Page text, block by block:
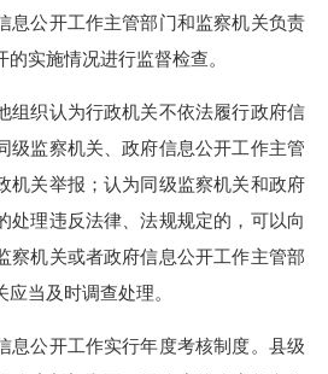
开工作主管部门和监察机关负责
实施情况进行监督检查。
织认为行政机关不依法履行政府信
级监察机关、政府信息公开工作主管
机关举报；认为同级监察机关和政府
处理违反法律、法规规定的，可以向
察机关或者政府信息公开工作主管部
当及时调查处理。
开工作实行年度考核制度。县级